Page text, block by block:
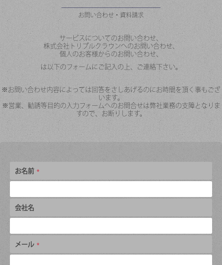
お問い合わせ・資料請求
サービスについてのお問い合わせ、
株式会社トリプルクラウンへのお問い合わせ、
個人のお客様からのお問い合わせ、
は以下のフォームにご記入の上、ご連絡下さい。
※お問い合わせ内容によっては回答をさしあげるのにお時間を頂く事もござ
います。
※営業、勧誘等目的の入力フォームへのお問合せは弊社業務の支障となりま
すので、お断りします。
お名前
会社名
メール